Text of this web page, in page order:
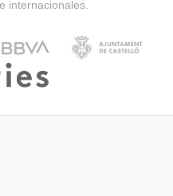
internacionales.